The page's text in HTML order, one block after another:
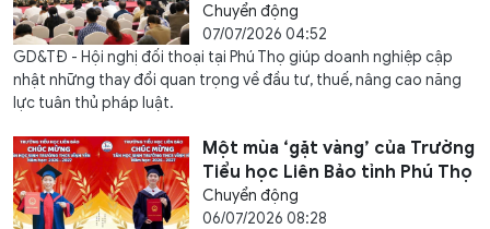
Chuyển động
07/07/2026 04:52
GD&TĐ - Hội nghị đối thoại tại Phú Thọ giúp doanh nghiệp cập
nhật những thay đổi quan trọng về đầu tư, thuế, nâng cao năng
lực tuân thủ pháp luật.
Một mùa ‘gặt vàng’ của Trường
Tiểu học Liên Bảo tỉnh Phú Thọ
Chuyển động
06/07/2026 08:28